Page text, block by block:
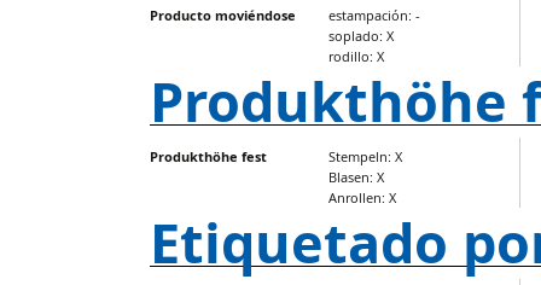
Producto moviéndose
estampación: -
soplado: X
rodillo: X
Produkthöhe
Produkthöhe fest
Stempeln: X
Blasen: X
Anrollen: X
Etiquetado